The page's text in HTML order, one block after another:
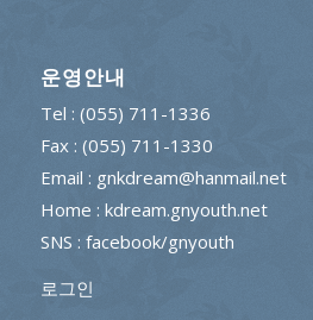
운영안내
Tel : (055) 711-1336
Fax : (055) 711-1330
Email : gnkdream@hanmail.net
Home : kdream.gnyouth.net
SNS : facebook/gnyouth
로그인